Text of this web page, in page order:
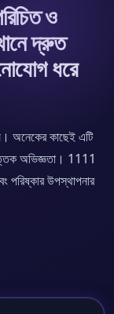
ও
দ্রুত
ধরে
অনেকের কাছেই এটি
অভিজ্ঞতা। 1111
পরিষ্কার উপস্থাপনার